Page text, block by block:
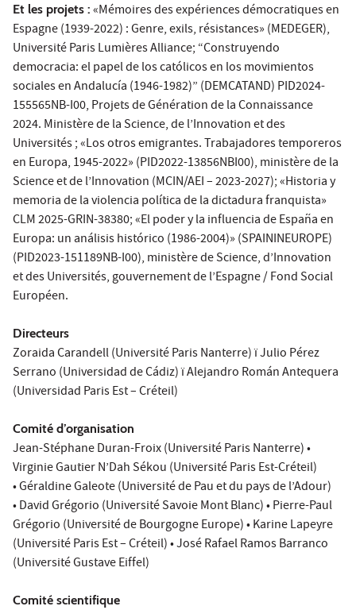
Et les projets : «Mémoires des expériences démocratiques en
Espagne (1939-2022) : Genre, exils, résistances» (MEDEGER),
Université Paris Lumières Alliance; “Construyendo
democracia: el papel de los católicos en los movimientos
sociales en Andalucía (1946-1982)” (DEMCATAND) PID2024-
155565NB-I00, Projets de Génération de la Connaissance
2024. Ministère de la Science, de l’Innovation et des
Universités ; «Los otros emigrantes. Trabajadores temporeros
en Europa, 1945-2022» (PID2022-13856NBI00), ministère de la
Science et de l’Innovation (MCIN/AEI – 2023-2027); «Historia y
memoria de la violencia política de la dictadura franquista»
CLM 2025-GRIN-38380; «El poder y la influencia de España en
Europa: un análisis histórico (1986-2004)» (SPAININEUROPE)
(PID2023-151189NB-I00), ministère de Science, d’Innovation
et des Universités, gouvernement de l’Espagne / Fond Social
Européen.
Directeurs
Zoraida Carandell (Université Paris Nanterre) ï Julio Pérez
Serrano (Universidad de Cádiz) ï Alejandro Román Antequera
(Universidad Paris Est – Créteil)
Comité d’organisation
Jean-Stéphane Duran-Froix (Université Paris Nanterre) •
Virginie Gautier N’Dah Sékou (Université Paris Est-Créteil)
• Géraldine Galeote (Université de Pau et du pays de l’Adour)
• David Grégorio (Université Savoie Mont Blanc) • Pierre-Paul
Grégorio (Université de Bourgogne Europe) • Karine Lapeyre
(Université Paris Est – Créteil) • José Rafael Ramos Barranco
(Université Gustave Eiffel)
Comité scientifique